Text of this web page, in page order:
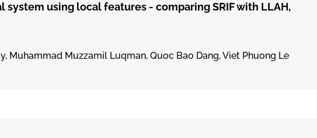
using local features - comparing SRIF with LLAH,
Muhammad Muzzamil Luqman, Quoc Bao Dang, Viet Phuong Le